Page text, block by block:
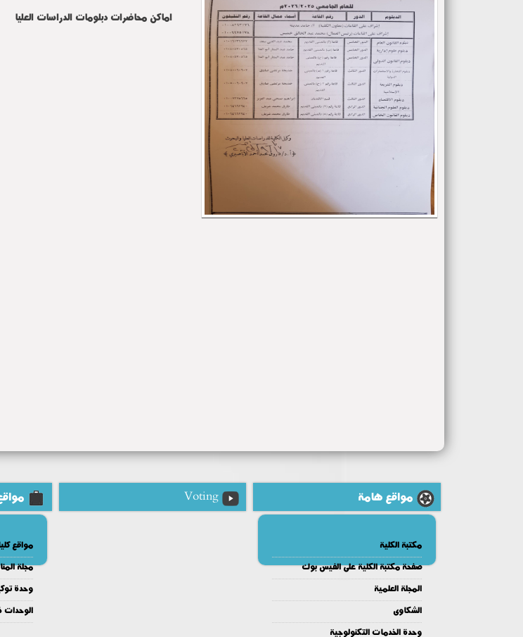
اماكن محاضرات دبلومات الدراسات العليا
مواقع هامة
مكتبة الكلية
صفحة مكتبة الكلية على الفيس بوك
المجلة العلمية
الشكاوى
وحدة الخدمات التكنولوجية
Voting
مواقع
مجلة
وحدة
الوحدات